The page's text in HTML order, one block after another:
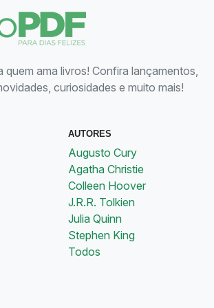
quem ama livros! Confira lançamentos,
curiosidades e muito mais!
AUTORES
Augusto Cury
Agatha Christie
Colleen Hoover
J.R.R. Tolkien
Julia Quinn
Stephen King
Todos